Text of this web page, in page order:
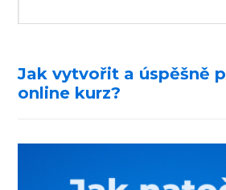
Jak vytvořit a úspěšně
online kurz?